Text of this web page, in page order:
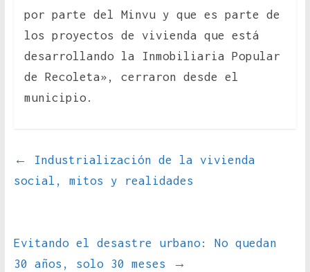
por parte del Minvu y que es parte de
los proyectos de vivienda que está
desarrollando la Inmobiliaria Popular
de Recoleta», cerraron desde el
municipio.
←
Industrialización de la vivienda
social, mitos y realidades
Evitando el desastre urbano: No quedan
30 años, solo 30 meses
→